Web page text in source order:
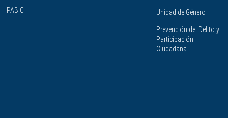
PABIC Unidad de Género
Prevención del Delito y
Participación
Ciudadana